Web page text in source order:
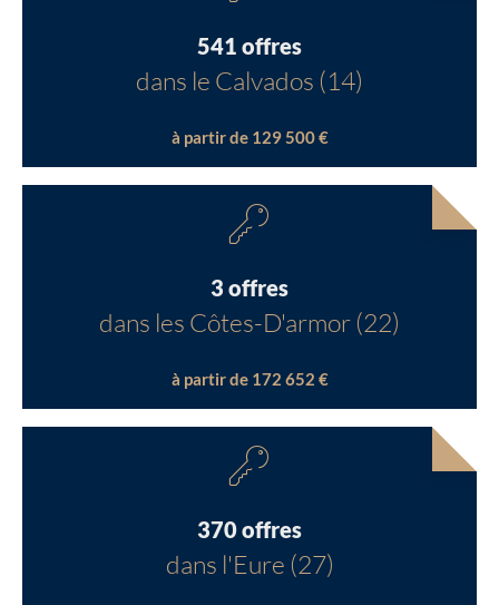
541 offres
dans le Calvados (14)
à partir de 129 500 €
3 offres
dans les Côtes-D'armor (22)
à partir de 172 652 €
370 offres
dans l'Eure (27)